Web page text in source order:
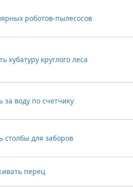
роботов-пылесосов
кубатуру круглого леса
за воду по счетчику
столбы для заборов
перец